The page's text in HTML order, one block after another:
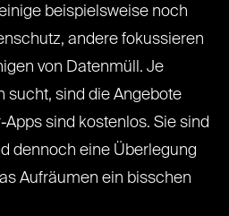
beispielsweise noch
andere fokussieren
von Datenmüll. Je
sucht, sind die Angebote
sind kostenlos. Sie sind
dennoch eine Überlegung
Aufräumen ein bisschen